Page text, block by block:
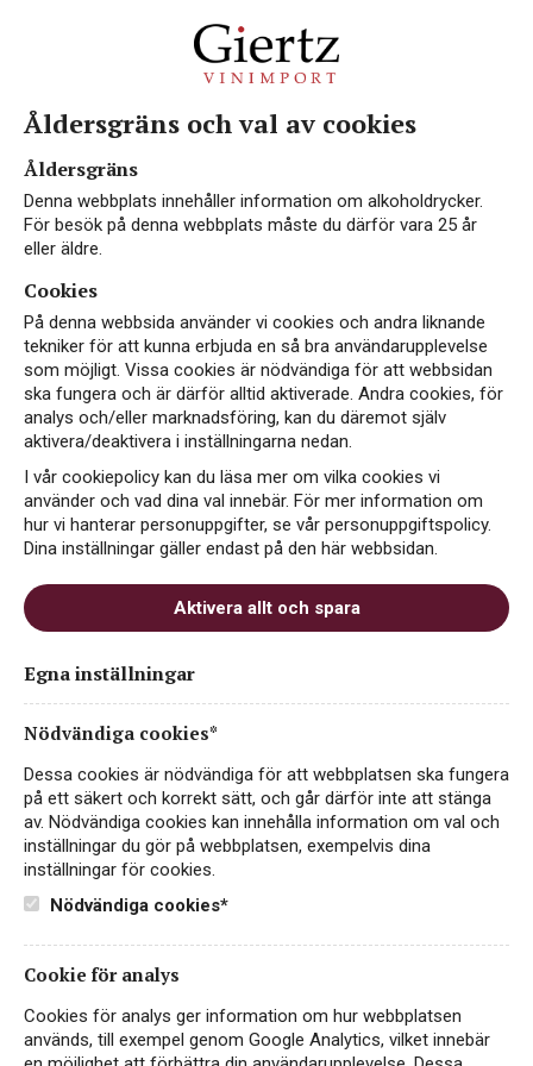
Linnea svart vit
Facebook
LinkedIn
Åldersgräns och val av cookies
Åldersgräns
Denna webbplats innehåller information om alkoholdrycker.
För besök på denna webbplats måste du därför vara 25 år
eller äldre.
Cookies
På denna webbsida använder vi cookies och andra liknande
tekniker för att kunna erbjuda en så bra användarupplevelse
som möjligt. Vissa cookies är nödvändiga för att webbsidan
ska fungera och är därför alltid aktiverade. Andra cookies, för
analys och/eller marknadsföring, kan du däremot själv
aktivera/deaktivera i inställningarna nedan.
I vår cookiepolicy kan du läsa mer om vilka cookies vi
använder och vad dina val innebär. För mer information om
hur vi hanterar personuppgifter, se vår personuppgiftspolicy.
Dina inställningar gäller endast på den här webbsidan.
Aktivera allt och spara
Egna inställningar
Nödvändiga cookies*
Dessa cookies är nödvändiga för att webbplatsen ska fungera
på ett säkert och korrekt sätt, och går därför inte att stänga
av. Nödvändiga cookies kan innehålla information om val och
inställningar du gör på webbplatsen, exempelvis dina
inställningar för cookies.
Nödvändiga cookies*
Cookie för analys
Cookies för analys ger information om hur webbplatsen
används, till exempel genom Google Analytics, vilket innebär